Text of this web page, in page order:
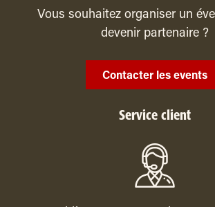
Vous souhaitez organiser un
devenir partenaire ?
Contacter les events
Service client